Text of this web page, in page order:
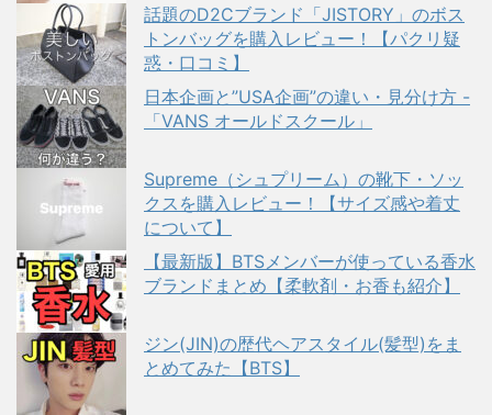
話題のD2Cブランド「JISTORY」のボス
トンバッグを購入レビュー！【パクリ疑
惑・口コミ】
日本企画と”USA企画”の違い・見分け方 -
「VANS オールドスクール」
Supreme（シュプリーム）の靴下・ソッ
クスを購入レビュー！【サイズ感や着丈
について】
【最新版】BTSメンバーが使っている香水
ブランドまとめ【柔軟剤・お香も紹介】
ジン(JIN)の歴代ヘアスタイル(髪型)をま
とめてみた【BTS】